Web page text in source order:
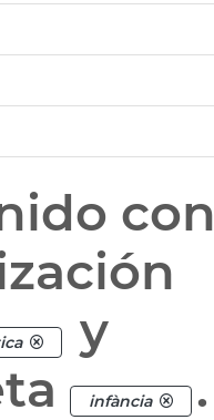
con
y
infància .